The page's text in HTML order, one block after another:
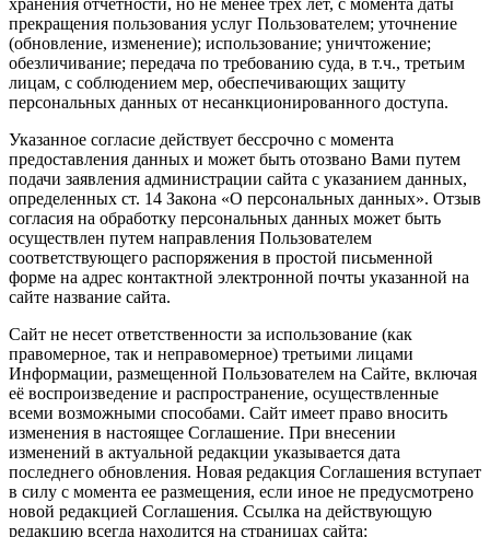
хранения отчетности, но не менее трех лет, с момента даты
прекращения пользования услуг Пользователем; уточнение
(обновление, изменение); использование; уничтожение;
обезличивание; передача по требованию суда, в т.ч., третьим
лицам, с соблюдением мер, обеспечивающих защиту
персональных данных от несанкционированного доступа.
Указанное согласие действует бессрочно с момента
предоставления данных и может быть отозвано Вами путем
подачи заявления администрации сайта с указанием данных,
определенных ст. 14 Закона «О персональных данных». Отзыв
согласия на обработку персональных данных может быть
осуществлен путем направления Пользователем
соответствующего распоряжения в простой письменной
форме на адрес контактной электронной почты указанной на
сайте название сайта.
Сайт не несет ответственности за использование (как
правомерное, так и неправомерное) третьими лицами
Информации, размещенной Пользователем на Сайте, включая
её воспроизведение и распространение, осуществленные
всеми возможными способами. Сайт имеет право вносить
изменения в настоящее Соглашение. При внесении
изменений в актуальной редакции указывается дата
последнего обновления. Новая редакция Соглашения вступает
в силу с момента ее размещения, если иное не предусмотрено
новой редакцией Соглашения. Ссылка на действующую
редакцию всегда находится на страницах сайта: